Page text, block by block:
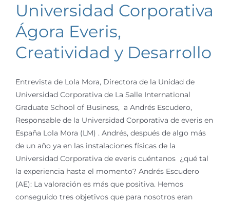
Universidad Corporativa
Ágora Everis,
Creatividad y Desarrollo
Entrevista de Lola Mora, Directora de la Unidad de
Universidad Corporativa de La Salle International
Graduate School of Business, a Andrés Escudero,
Responsable de la Universidad Corporativa de everis en
España Lola Mora (LM) . Andrés, después de algo más
de un año ya en las instalaciones físicas de la
Universidad Corporativa de everis cuéntanos ¿qué tal
la experiencia hasta el momento? Andrés Escudero
(AE): La valoración es más que positiva. Hemos
conseguido tres objetivos que para nosotros eran